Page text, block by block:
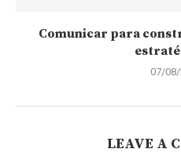
Comunicar para
07/
LEAVE A